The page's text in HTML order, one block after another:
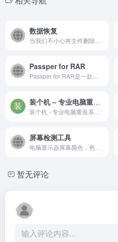
数据恢复
Passper for RAR
装个机 – 专业电脑重装系统指南教程网站
屏幕检测工具
暂无评论